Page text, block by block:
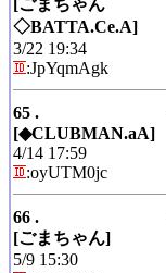
[ごまちゃん
◇BATTA.Ce.A]
3/22 19:34
:JpYqmAgk
65 .
[◆CLUBMAN.aA]
4/14 17:59
:oyUTM0jc
66 .
[ごまちゃん]
5/9 15:30